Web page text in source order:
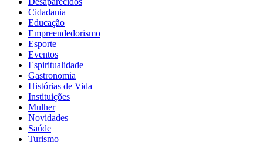
Cidadania
Educação
Empreendedorismo
Esporte
Eventos
Espiritualidade
Gastronomia
Histórias de Vida
Instituições
Mulher
Novidades
Saúde
Turismo